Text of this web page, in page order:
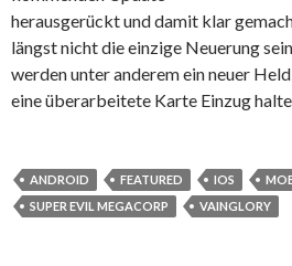
herausgerückt und damit klar
längst nicht die einzige Neuerung
werden unter anderem ein neuer
eine überarbeitete Karte Einzug
ANDROID FEATURED IOS
SUPER EVIL MEGACORP
VAINGLORY